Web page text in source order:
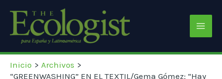
contenido
Inicio
Archivos
“GREENWASHING” EN EL TEXTIL/Gema Gómez: “Hay
entradas